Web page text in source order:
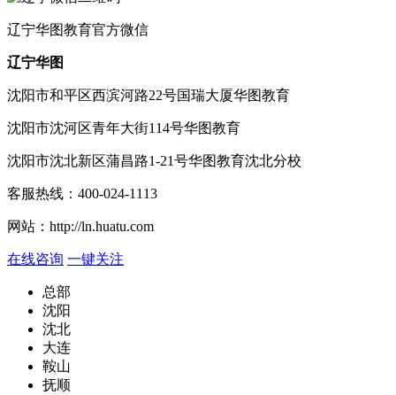
辽宁华图教育官方微信
辽宁华图
沈阳市和平区西滨河路22号国瑞大厦华图教育
沈阳市沈河区青年大街114号华图教育
沈阳市沈北新区蒲昌路1-21号华图教育沈北分校
客服热线： 400-024-1113
网站： http://ln.huatu.com
在线咨询 一键关注
总部
沈阳
沈北
大连
鞍山
抚顺